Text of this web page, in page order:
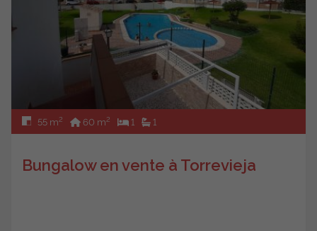
55 m2 60 m2 1 1
Bungalow en vente à Torrevieja